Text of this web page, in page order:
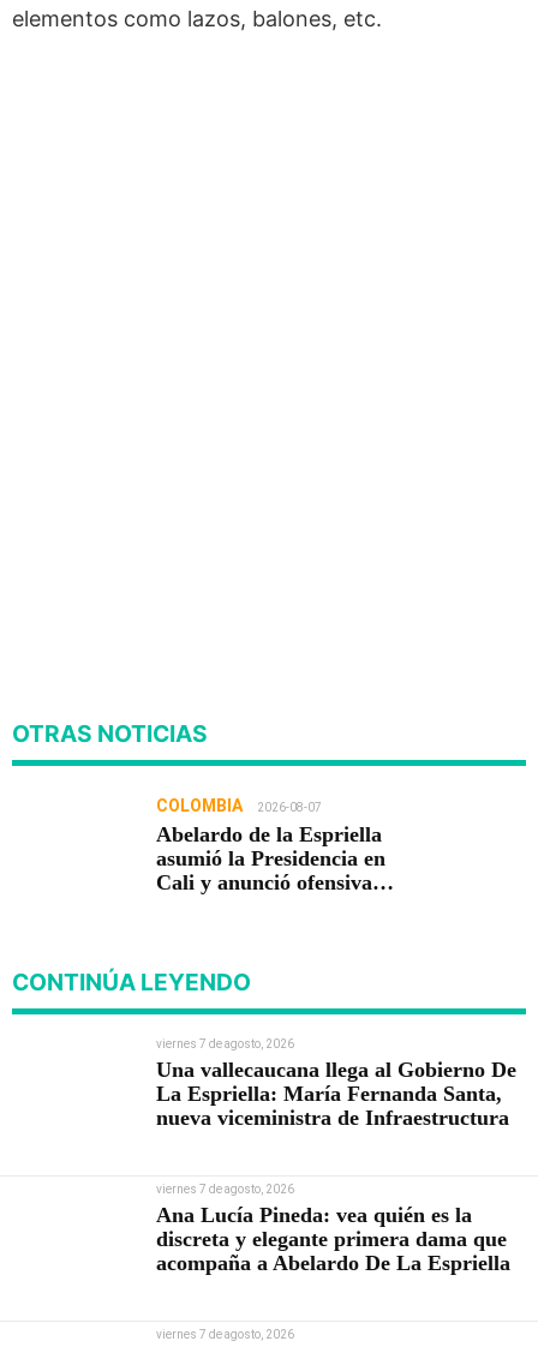
elementos como lazos, balones, etc.
OTRAS NOTICIAS
COLOMBIA 2026-08-07
Abelardo de la Espriella
asumió la Presidencia en
Cali y anunció ofensiva
CONTINÚA LEYENDO
viernes 7 de agosto, 2026
Una vallecaucana llega al Gobierno De
La Espriella: María Fernanda Santa,
nueva viceministra de Infraestructura
viernes 7 de agosto, 2026
Ana Lucía Pineda: vea quién es la
discreta y elegante primera dama que
acompaña a Abelardo De La Espriella
viernes 7 de agosto, 2026